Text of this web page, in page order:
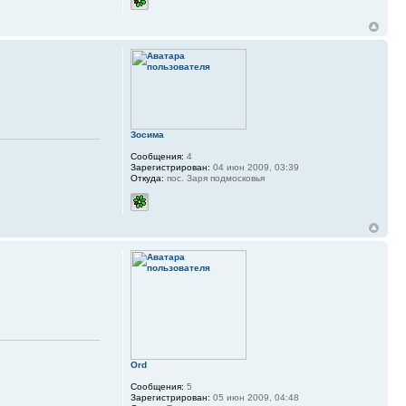
Зосима
Сообщения: 4
Зарегистрирован: 04 июн 2009, 03:39
Откуда: пос. Заря подмосковья
Ord
Сообщения: 5
Зарегистрирован: 05 июн 2009, 04:48